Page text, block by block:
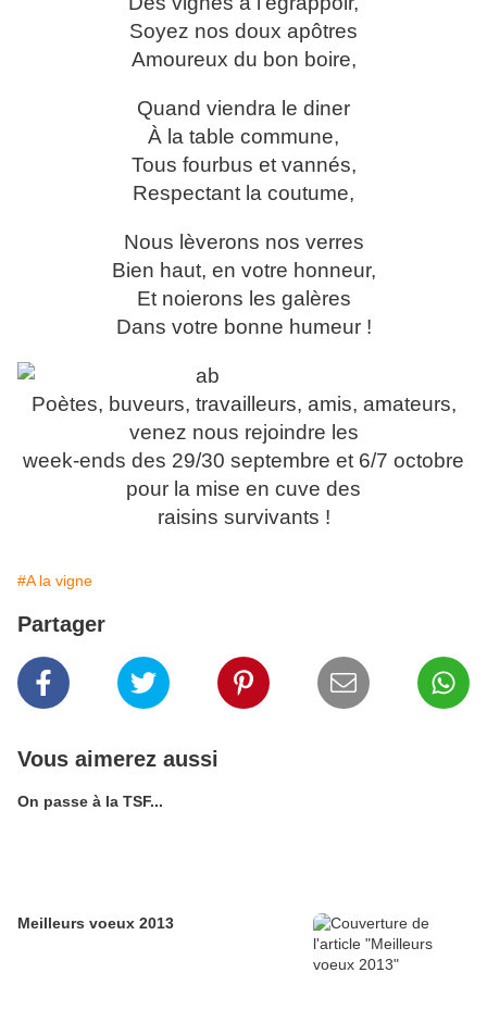
Soyez nos doux apôtres
Amoureux du bon boire,
Quand viendra le diner
À la table commune,
Tous fourbus et vannés,
Respectant la coutume,
Nous lèverons nos verres
Bien haut, en votre honneur,
Et noierons les galères
Dans votre bonne humeur !
Poètes, buveurs, travailleurs, amis, amateurs,
venez nous rejoindre les
week-ends des 29/30 septembre et 6/7 octobre
pour la mise en cuve des
raisins survivants !
#A la vigne
Partager
Vous aimerez aussi
On passe à la TSF...
Meilleurs voeux 2013